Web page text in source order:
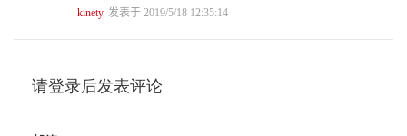
13.3 随机点名制作.214
14.3 课件菜单制作.248
kinety 发表于 2019/5/18 12:35:14